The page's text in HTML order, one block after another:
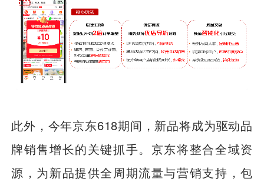
此外，今年京东618期间，新品将成为驱动品
牌销售增长的关键抓手。京东将整合全域资
源，为新品提供全周期流量与营销支持，包